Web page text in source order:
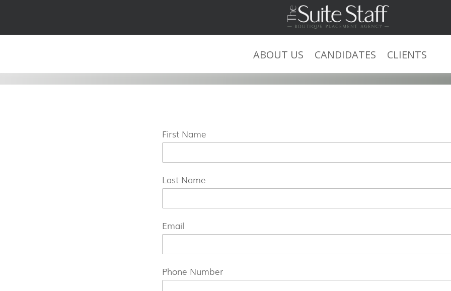
ABOUT US CANDIDATES CLIENTS
Submit Your Resume
First Name
Last Name
Email
Phone Number